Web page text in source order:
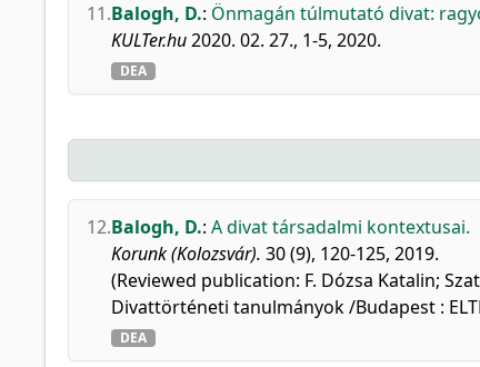
11.Balogh, D.: Önmagán túlmutató divat:
KULTer.hu2020. 02. 27., 1-5, 2020.
DEA
12.Balogh, D.: A divat társadalmi kontextusai.
Korunk (Kolozsvár). 30 (9), 120-125, 2019.
(Reviewed publication: F. Dózsa Katalin;
Divattörténeti tanulmányok /Budapest :
DEA